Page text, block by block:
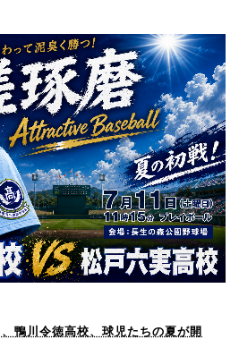
鴨川令徳高校、球児たちの夏が開